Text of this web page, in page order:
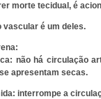
morte tecidual, é
vascular é um deles.
não há circulação
apresentam secas.
interrompe a